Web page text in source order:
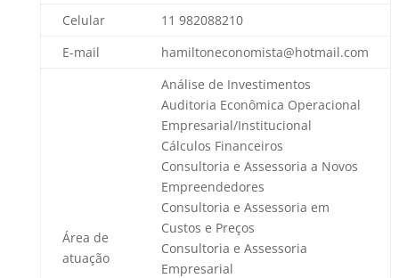
Celular
11 982088210
E-mail
hamiltoneconomista@hotmail.com
Área de
atuação
Análise de Investimentos
Auditoria Econômica Operacional
Empresarial/Institucional
Cálculos Financeiros
Consultoria e Assessoria a Novos
Empreendedores
Consultoria e Assessoria em
Custos e Preços
Consultoria e Assessoria
Empresarial